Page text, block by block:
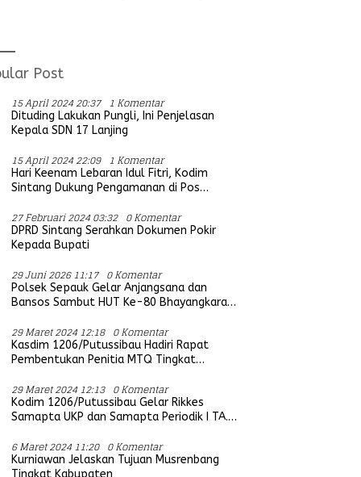
Umum
Koramil
Post
15 April 2024 20:37 1 Komentar
Dituding Lakukan Pungli, Ini Penjelasan
Kepala SDN 17 Lanjing
15 April 2024 22:09 1 Komentar
Hari Keenam Lebaran Idul Fitri, Kodim
Sintang Dukung Pengamanan di Pos
27 Februari 2024 03:32 0 Komentar
DPRD Sintang Serahkan Dokumen Pokir
Kepada Bupati
29 Juni 2026 11:17 0 Komentar
Polsek Sepauk Gelar Anjangsana dan
Bansos Sambut HUT Ke-80 Bhayangkara
29 Maret 2024 12:18 0 Komentar
Kasdim 1206/Putussibau Hadiri Rapat
Pembentukan Penitia MTQ Tingkat
29 Maret 2024 12:13 0 Komentar
Kodim 1206/Putussibau Gelar Rikkes
Samapta UKP dan Samapta Periodik I TA.
6 Maret 2024 11:20 0 Komentar
Kurniawan Jelaskan Tujuan Musrenbang
Tingkat Kabupaten